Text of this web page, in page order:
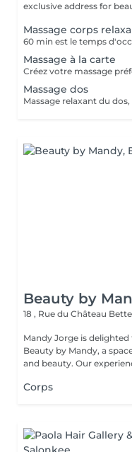
exclusive address for
Massage corps
Massage à la carte
Massage dos
Beauty by
18 , Rue du Château
Mandy Jorge is
Beauty by Mandy, a
and beauty. Our
Corps